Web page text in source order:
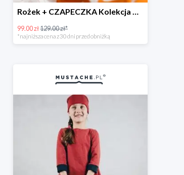
Rożek + CZAPECZKA Kolekcja ARBUZ -23%
99.00 zł129.00 zł*
*najniższa cena z 30 dni przed obniżką